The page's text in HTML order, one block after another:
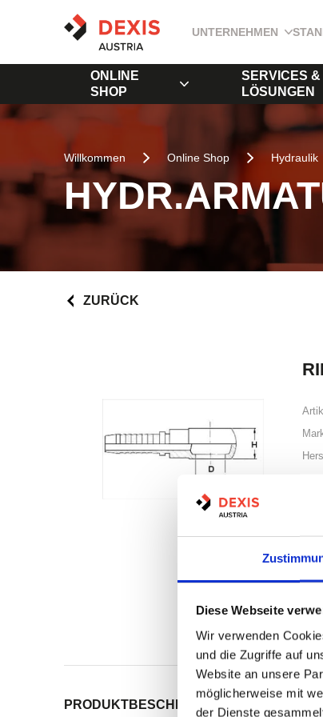
Diese Webseite
Wir verwenden
und die Zugriffe auf
Website an unsere
möglicherweise mit
der Dienste
UNTERNEHMEN
ONLINE
SHOP
SERVICES &
LÖSUNGEN
Willkommen Online Shop Hydraulik
ZURÜCK
PRODUKTBESCHREIBUNG ALLE